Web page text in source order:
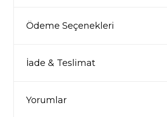
Ödeme Seçenekleri
İade & Teslimat
Yorumlar